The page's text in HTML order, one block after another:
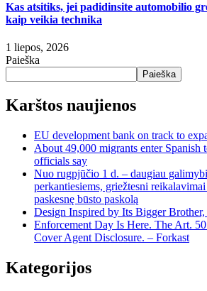
Kas atsitiks, jei padidinsite automobilio
kaip veikia technika
1 liepos, 2026
Paieška
Paieška
Karštos naujienos
EU development bank on track to
About 49,000 migrants enter Spanish
officials say
Nuo rugpjūčio 1 d. – daugiau
perkantiesiems, griežtesni
paskesnę būsto paskolą
Design Inspired by Its Bigger
Enforcement Day Is Here. The Art.
Cover Agent Disclosure. – Forkast
Kategorijos